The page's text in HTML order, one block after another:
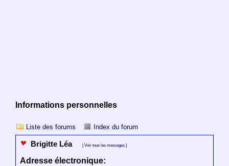
Informations personnelles
Liste des forums Index du forum
Brigitte Léa [ Voir tous les messages]
Adresse électronique: